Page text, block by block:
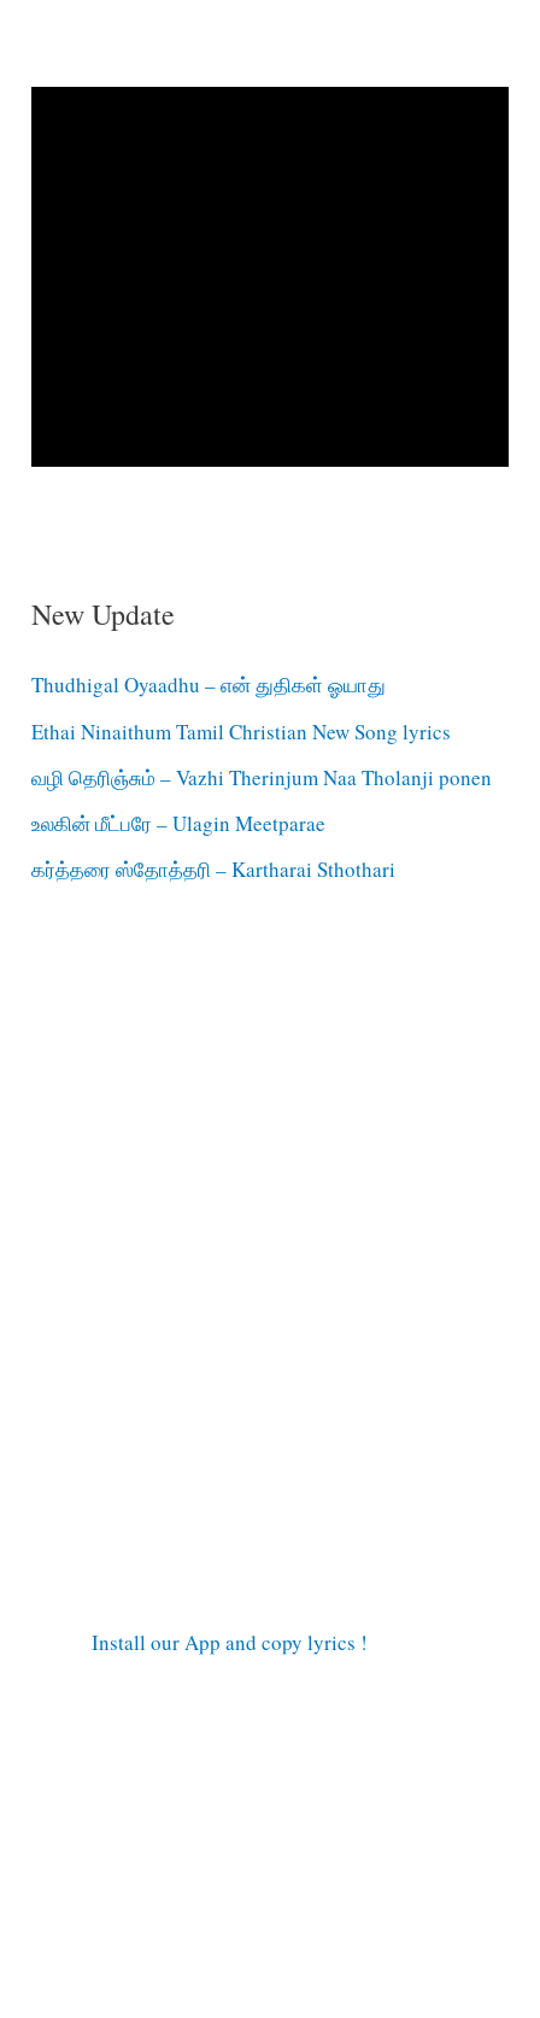
New Update
Thudhigal Oyaadhu – என் துதிகள் ஓயாது
Ethai Ninaithum Tamil Christian New Song lyrics
வழி தெரிஞ்சும் – Vazhi Therinjum Naa Tholanji ponen
உலகின் மீட்பரே – Ulagin Meetparae
கர்த்தரை ஸ்தோத்தரி – Kartharai Sthothari
Install our App and copy lyrics !